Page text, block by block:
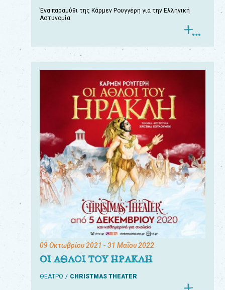
Ένα παραμύθι της Κάρμεν Ρουγγέρη για την Ελληνική
Αστυνομία
09 Οκτωβρίου 2021 - 31 Μαΐου 2022
ΟΙ ΑΘΛΟΙ ΤΟΥ ΗΡΑΚΛΗ
ΘΕΑΤΡΟ CHRISTMAS THEATER